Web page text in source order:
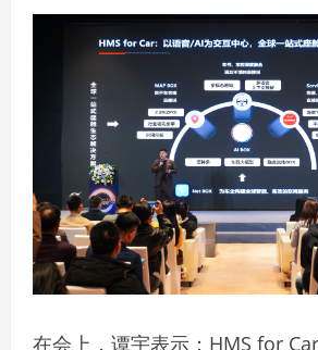
在会上，谭宇表示：HMS for